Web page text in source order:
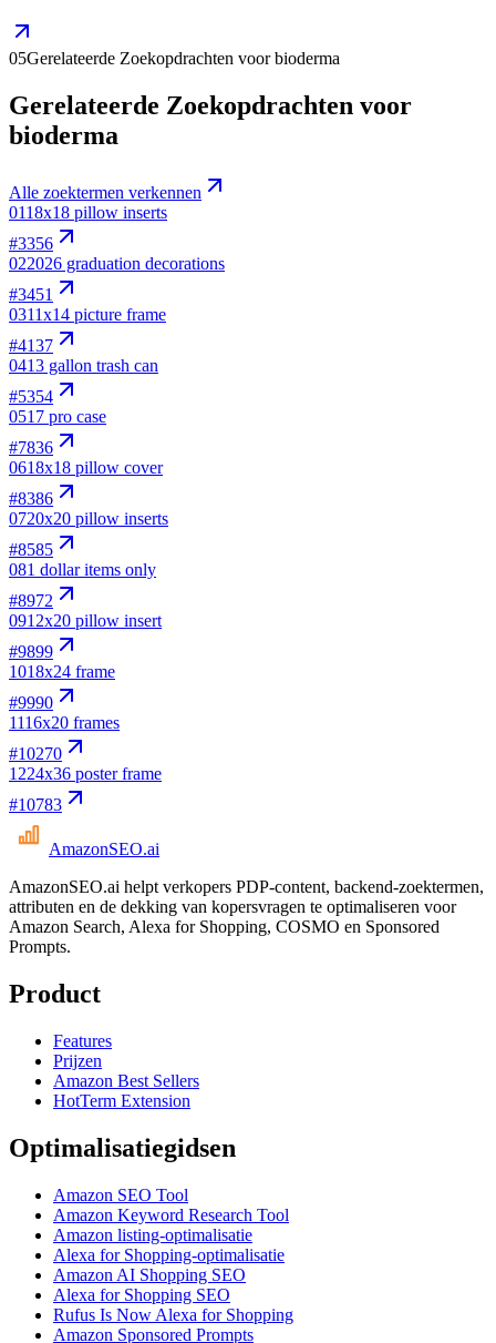
05Gerelateerde Zoekopdrachten voor bioderma
Gerelateerde Zoekopdrachten voor
bioderma
Alle zoektermen verkennen
0118x18 pillow inserts
#3356
022026 graduation decorations
#3451
0311x14 picture frame
#4137
0413 gallon trash can
#5354
0517 pro case
#7836
0618x18 pillow cover
#8386
0720x20 pillow inserts
#8585
081 dollar items only
#8972
0912x20 pillow insert
#9899
1018x24 frame
#9990
1116x20 frames
#10270
1224x36 poster frame
#10783
AmazonSEO.ai
AmazonSEO.ai helpt verkopers PDP-content, backend-zoektermen,
attributen en de dekking van kopersvragen te optimaliseren voor
Amazon Search, Alexa for Shopping, COSMO en Sponsored
Prompts.
Product
Features
Prijzen
Amazon Best Sellers
HotTerm Extension
Optimalisatiegidsen
Amazon SEO Tool
Amazon Keyword Research Tool
Amazon listing-optimalisatie
Alexa for Shopping-optimalisatie
Amazon AI Shopping SEO
Alexa for Shopping SEO
Rufus Is Now Alexa for Shopping
Amazon Sponsored Prompts